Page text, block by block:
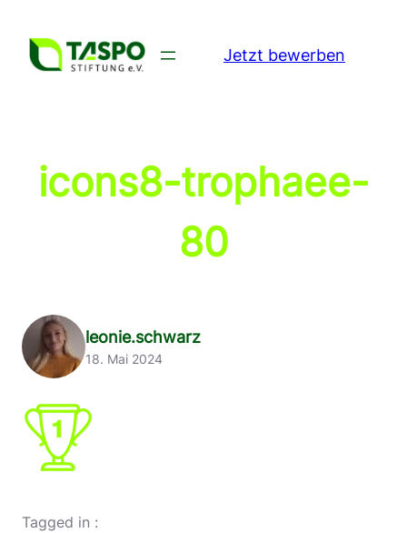
Inhalt
springen
Jetzt bewerben
icons8-trophaee-
80
leonie.schwarz
18. Mai 2024
Tagged in :